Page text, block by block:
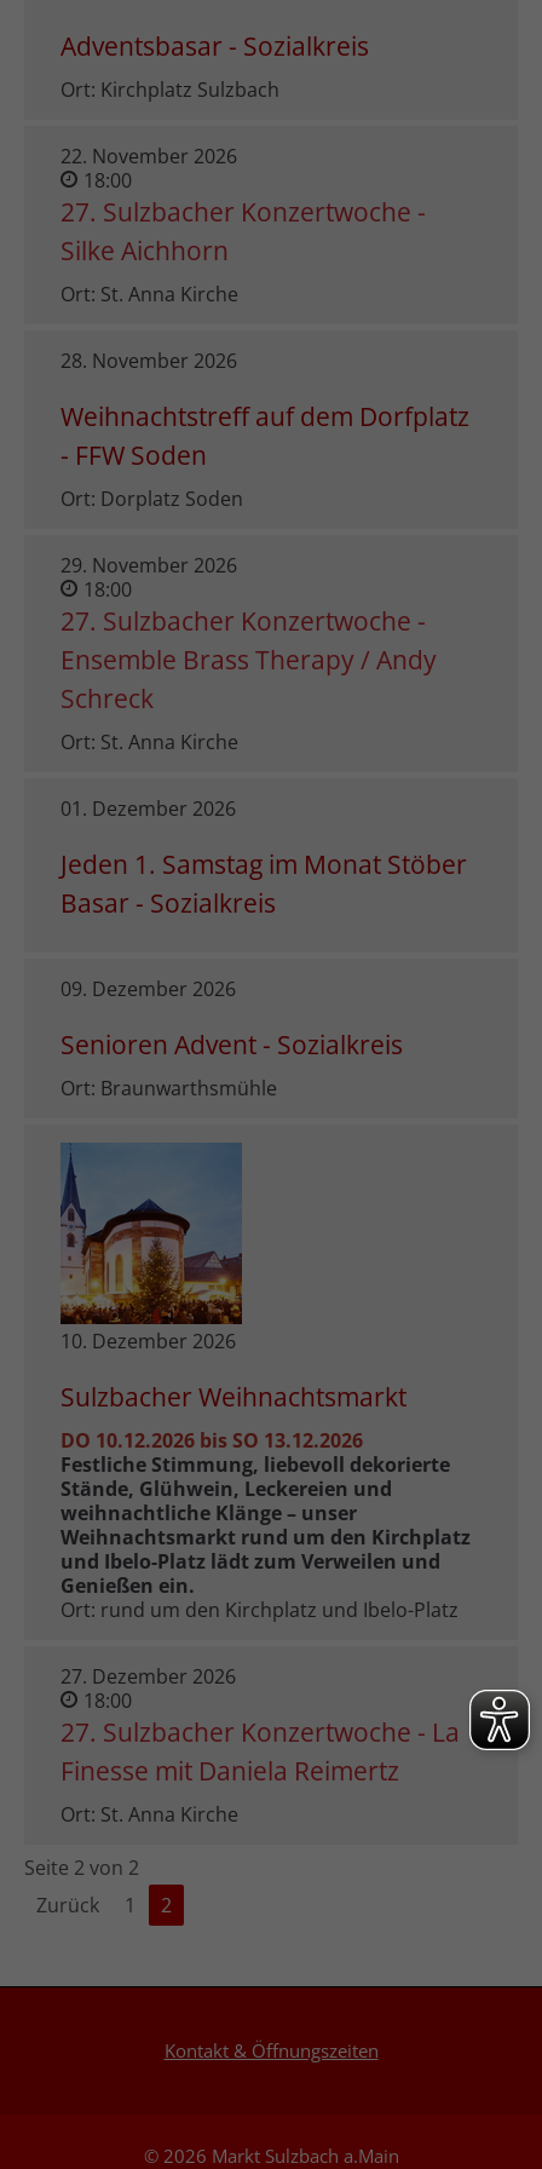
Adventsbasar - Sozialkreis
Ort: Kirchplatz Sulzbach
22. November 2026
18:00
27. Sulzbacher Konzertwoche -
Silke Aichhorn
Ort: St. Anna Kirche
28. November 2026
Weihnachtstreff auf dem Dorfplatz
- FFW Soden
Ort: Dorplatz Soden
29. November 2026
18:00
27. Sulzbacher Konzertwoche -
Ensemble Brass Therapy / Andy
Schreck
Ort: St. Anna Kirche
01. Dezember 2026
Jeden 1. Samstag im Monat Stöber
Basar - Sozialkreis
09. Dezember 2026
Senioren Advent - Sozialkreis
Ort: Braunwarthsmühle
10. Dezember 2026
Sulzbacher Weihnachtsmarkt
DO 10.12.2026 bis SO 13.12.2026
Festliche Stimmung, liebevoll dekorierte
Stände, Glühwein, Leckereien und
weihnachtliche Klänge – unser
Weihnachtsmarkt rund um den Kirchplatz
und Ibelo-Platz lädt zum Verweilen und
Genießen ein.
Ort: rund um den Kirchplatz und Ibelo-Platz
27. Dezember 2026
18:00
27. Sulzbacher Konzertwoche - La
Finesse mit Daniela Reimertz
Ort: St. Anna Kirche
Seite 2 von 2
Zurück
1 2
Kontakt & Öffnungszeiten
© 2026 Markt Sulzbach a.Main